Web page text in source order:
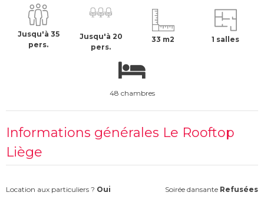
Jusqu'à 35
pers.
Jusqu'à 20
pers.
33 m2 1 salles
48 chambres
Informations générales Le Rooftop
Liège
Location aux particuliers ? Oui Soirée dansante Refusées